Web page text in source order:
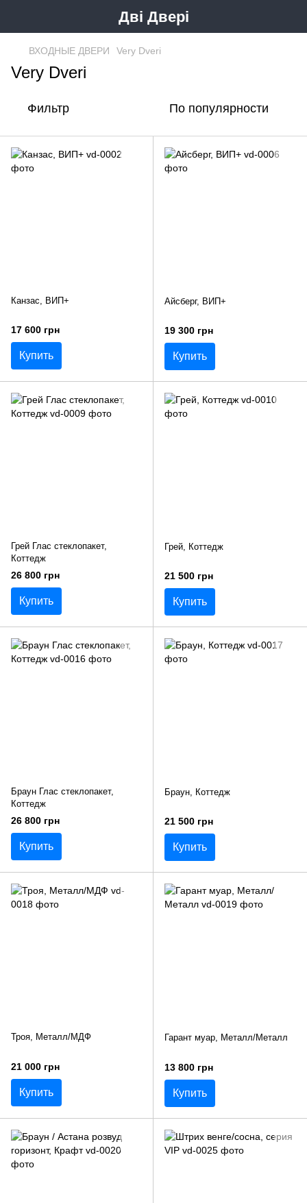
Дві Двері
ВХОДНЫЕ ДВЕРИ Very Dveri
Very Dveri
Фильтр По популярности
Канзас, ВИП+
17 600 грн
Купить
Айсберг, ВИП+
19 300 грн
Купить
Грей Глас стеклопакет,
Коттедж
26 800 грн
Купить
Грей, Коттедж
21 500 грн
Купить
Браун Глас стеклопакет,
Коттедж
26 800 грн
Купить
Браун, Коттедж
21 500 грн
Купить
Троя, Металл/МДФ
21 000 грн
Купить
Гарант муар, Металл/Металл
13 800 грн
Купить